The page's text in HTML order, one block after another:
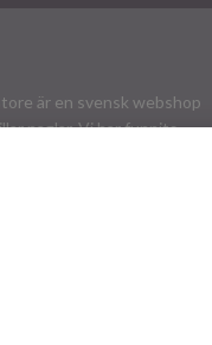
är en svensk webshop
naglar. Vi har funnits